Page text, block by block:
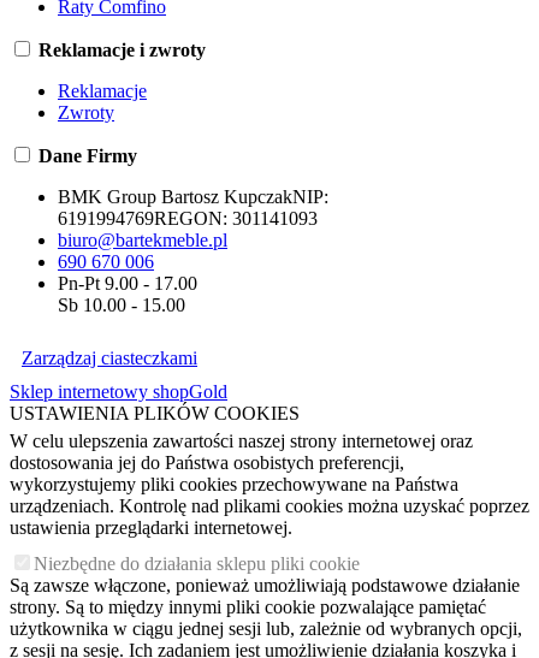
Raty Comfino
Reklamacje i zwroty
Reklamacje
Zwroty
Dane Firmy
BMK Group Bartosz KupczakNIP:
6191994769REGON: 301141093
biuro@bartekmeble.pl
690 670 006
Pn-Pt 9.00 - 17.00
Sb 10.00 - 15.00
Zarządzaj ciasteczkami
Sklep internetowy shopGold
USTAWIENIA PLIKÓW COOKIES
W celu ulepszenia zawartości naszej strony internetowej oraz
dostosowania jej do Państwa osobistych preferencji,
wykorzystujemy pliki cookies przechowywane na Państwa
urządzeniach. Kontrolę nad plikami cookies można uzyskać poprzez
ustawienia przeglądarki internetowej.
Niezbędne do działania sklepu pliki cookie
Są zawsze włączone, ponieważ umożliwiają podstawowe działanie
strony. Są to między innymi pliki cookie pozwalające pamiętać
użytkownika w ciągu jednej sesji lub, zależnie od wybranych opcji,
z sesji na sesję. Ich zadaniem jest umożliwienie działania koszyka i